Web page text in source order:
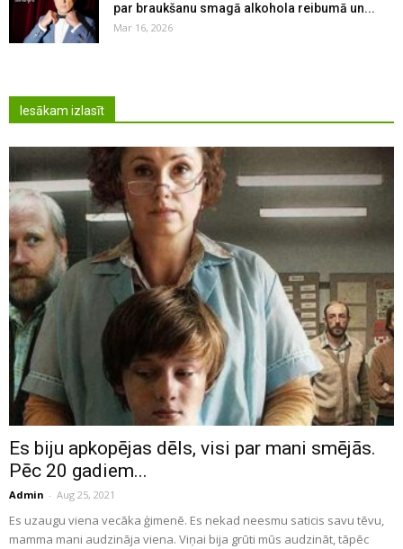
par braukšanu smagā alkohola reibumā un...
Mar 16, 2026
Iesākam izlasīt
Es biju apkopējas dēls, visi par mani smējās.
Pēc 20 gadiem...
Admin - Aug 25, 2021
Es uzaugu viena vecāka ģimenē. Es nekad neesmu saticis savu tēvu,
mamma mani audzināja viena. Viņai bija grūti mūs audzināt, tāpēc